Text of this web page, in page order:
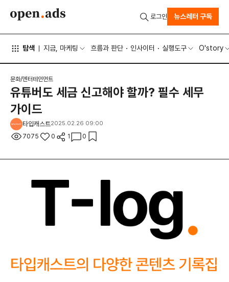
탐색 지금, 마케팅 흐름과 판단 인사이터 실행도구 O'story
로그인 뉴스레터 구독
문화/엔터테인먼트
유튜버도 세금 신고해야 할까? 필수 세무
가이드
타입캐스트2025.02.26 09:00
7075 0 1 0